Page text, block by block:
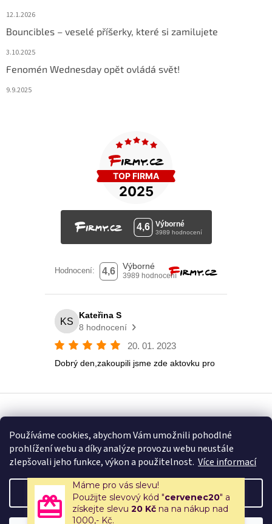
Používáme cookies, abychom Vám umožnili pohodlné
prohlížení webu a díky analýze provozu webu neustále
zlepšovali jeho funkce, výkon a použitelnost. Více informací
Nastavení
12.1.2026
Bouncibles – veselé příšerky, které si zamilujete
3.10.2025
Fenomén Wednesday opět ovládá svět!
9.9.2025
Copyright 2026Eshop U Terezky. Všechna práva vyhrazena.
Máme pro vás slevu!
Použijte slevový kód "cervenec20" a
získejte slevu 20 Kč na na nákup nad
1000,- Kč.